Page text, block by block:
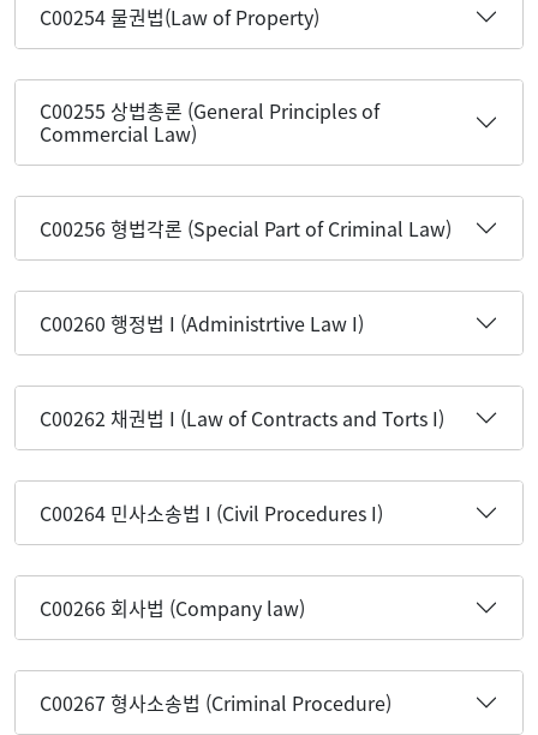
C00254 물권법(Law of Property)
C00255 상법총론 (General Principles of
Commercial Law)
C00256 형법각론 (Special Part of Criminal Law)
C00260 행정법 I (Administrtive Law I)
C00262 채권법 I (Law of Contracts and Torts I)
C00264 민사소송법 I (Civil Procedures I)
C00266 회사법 (Company law)
C00267 형사소송법 (Criminal Procedure)